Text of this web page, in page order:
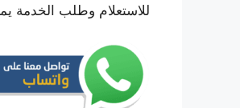
للاستعلام وطلب الخدمة